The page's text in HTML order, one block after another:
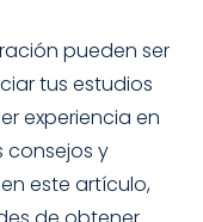
pueden ser
tus estudios
experiencia en
consejos y
este artículo,